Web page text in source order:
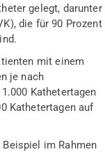
gelegt, darunter
die für 90 Prozent
mit einem
je nach
Kathetertagen
Kathetertagen auf
im Rahmen